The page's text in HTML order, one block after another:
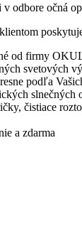
odbore očná
od firmy
svetových
podľa
slnečných
čistiace
a zdarma